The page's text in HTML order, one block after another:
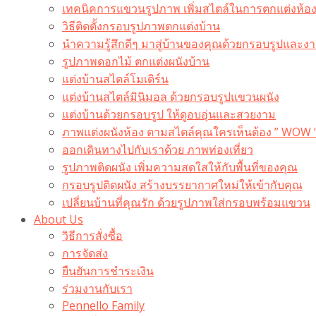
เทคนิคการแขวนรูปภาพ เพิ่มสไตล์ในการตกแต่งห้อง
วิธีติดตั้งกรอบรูปภาพตกแต่งบ้าน
นำความรู้สึกดีๆ มาสู่บ้านของคุณด้วยกรอบรูปและง
รูปภาพดอกไม้ ตกแต่งผนังบ้าน
แต่งบ้านสไตล์โมเดิร์น
แต่งบ้านสไตล์มินิมอล ด้วยกรอบรูปแขวนผนัง
แต่งบ้านด้วยกรอบรูป ให้ดูอบอุ่นและสวยงาม
ภาพแต่งผนังห้อง ตามสไตล์คุณใครเห็นต้อง ” WOW
ออกเดินทางไปกับเราด้วย ภาพท่องเที่ยว
รูปภาพติดผนัง เพิ่มความสดใสให้กับพื้นที่ของคุณ
กรอบรูปติดผนัง สร้างบรรยากาศใหม่ให้เข้ากับคุณ
เปลี่ยนบ้านที่คุณรัก ด้วยรูปภาพใส่กรอบพร้อมแขวน​
About Us
วิธีการสั่งซื้อ
การจัดส่ง
ยืนยันการชำระเงิน
ร่วมงานกับเรา
Pennello Family